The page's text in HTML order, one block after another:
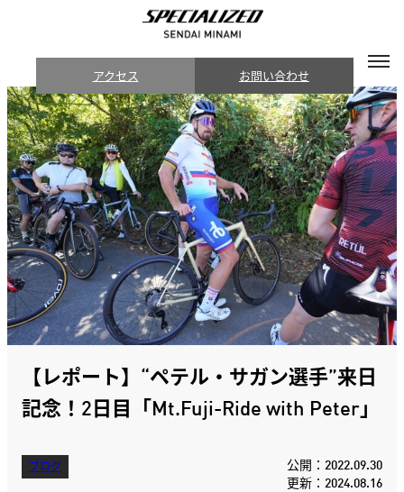
アクセス お問い合わせ
【レポート】“ペテル・サガン選手”来日
記念！2日目「Mt.Fuji-Ride with Peter」
ブログ
公開：2022.09.30
更新：2024.08.16